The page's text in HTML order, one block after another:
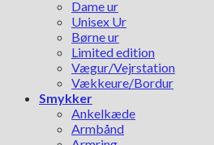
Dame ur
Unisex Ur
Børne ur
Limited edition
Vægur/Vejrstation
Vækkeure/Bordur
Smykker
Ankelkæde
Armbånd